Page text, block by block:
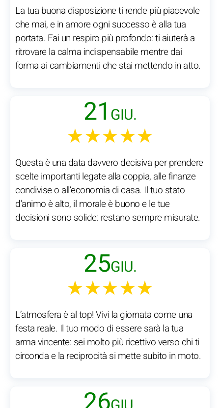
La tua buona disposizione ti rende più piacevole
che mai, e in amore ogni successo è alla tua
portata. Fai un respiro più profondo: ti aiuterà a
ritrovare la calma indispensabile mentre dai
forma ai cambiamenti che stai mettendo in atto.
21 GIU.
★★★★★
Questa è una data davvero decisiva per prendere
scelte importanti legate alla coppia, alle finanze
condivise o all’economia di casa. Il tuo stato
d’animo è alto, il morale è buono e le tue
decisioni sono solide: restano sempre misurate.
25GIU.
★★★★★
L’atmosfera è al top! Vivi la giornata come una
festa reale. Il tuo modo di essere sarà la tua
arma vincente: sei molto più ricettivo verso chi ti
circonda e la reciprocità si mette subito in moto.